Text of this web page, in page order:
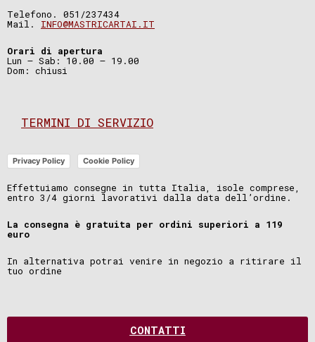
Telefono. 051/237434
Mail. INFO@MASTRICARTAI.IT
Orari di apertura
Lun – Sab: 10.00 – 19.00
Dom: chiusi
TERMINI DI SERVIZIO
Privacy Policy Cookie Policy
Effettuiamo consegne in tutta Italia, isole comprese,
entro 3/4 giorni lavorativi dalla data dell’ordine.
La consegna è gratuita per ordini superiori a 119
euro
In alternativa potrai venire in negozio a ritirare il
tuo ordine
CONTATTI